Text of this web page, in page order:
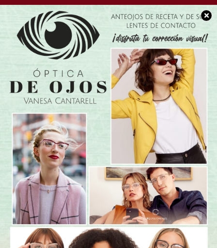
×
POLICIALES
Conmoción en
Tucumán: Un nene de
dos años murió
atragantado con una
uva en una colonia de
vacaciones